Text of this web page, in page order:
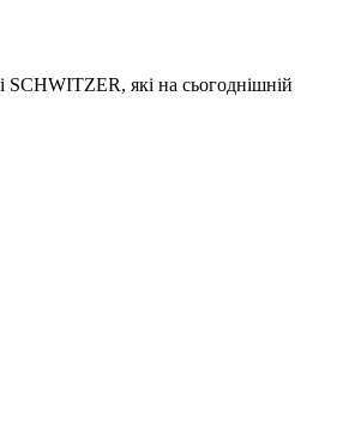
які на сьогоднішній